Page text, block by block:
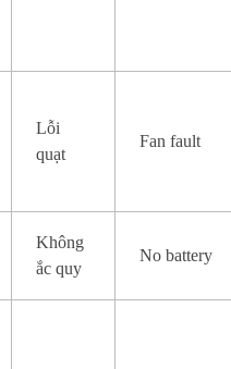
Lỗi
quạt
Fan fault
Không
ắc quy
No battery